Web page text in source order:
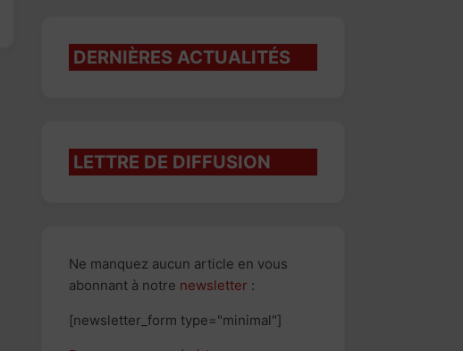
DERNIÈRES ACTUALITÉS
LETTRE DE DIFFUSION
Ne manquez aucun article en vous
abonnant à notre newsletter :
[newsletter_form type="minimal"]